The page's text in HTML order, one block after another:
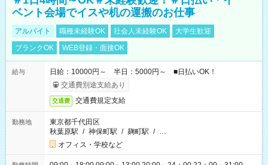
ベント会場でイスや机の運搬のお仕事
アルバイト 職種未経験OK 社会人未経験OK
大学生歓迎
ブランクOK
WEB登録・面接OK
給与
日給：10000円～ 半日：5000円～ ■日払いOK！
交通費別途支給あり
交通費 交通費規定支給
勤務地
東京都千代田区
秋葉原駅 / 神保町駅 / 麹町駅 / …
オフィス・学校など